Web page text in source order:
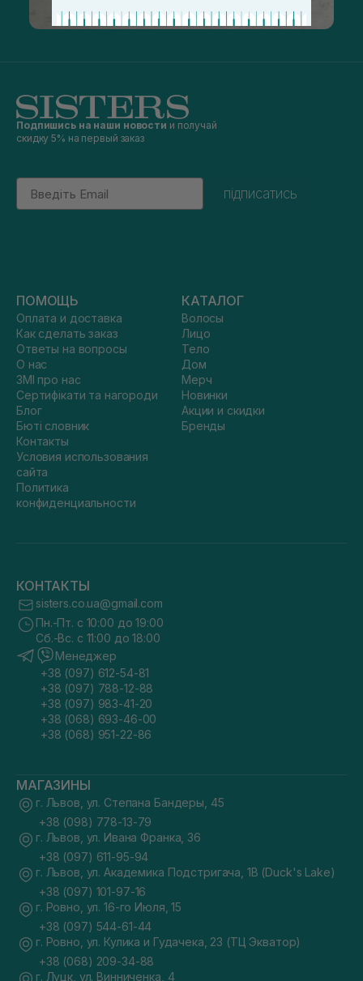
Подпишись на наши новости и получай
скидку 5% на первый заказ
Email
підписатись
ПОМОЩЬ
Оплата и доставка
Как сделать заказ
Ответы на вопросы
О нас
ЗМІ про нас
Сертифікати та нагороди
Блог
Бюті словник
Контакты
Условия использования
сайта
Политика
конфиденциальности
КАТАЛОГ
Волосы
Лицо
Тело
Дом
Мерч
Новинки
Акции и скидки
Бренды
КОНТАКТЫ
sisters.co.ua@gmail.com
Пн.-Пт. с 10:00 до 19:00
Сб.-Вс. с 11:00 до 18:00
Менеджер
+38 (097) 612-54-81
+38 (097) 788-12-88
+38 (097) 983-41-20
+38 (068) 693-46-00
+38 (068) 951-22-86
МАГАЗИНЫ
г. Львов, ул. Степана Бандеры, 45
+38 (098) 778-13-79
г. Львов, ул. Ивана Франка, 36
+38 (097) 611-95-94
г. Львов, ул. Академика Подстригача, 1В (Duck's Lake)
+38 (097) 101-97-16
г. Ровно, ул. 16-го Июля, 15
+38 (097) 544-61-44
г. Ровно, ул. Кулика и Гудачека, 23 (ТЦ Экватор)
+38 (068) 209-34-88
г. Луцк, ул. Винниченка, 4